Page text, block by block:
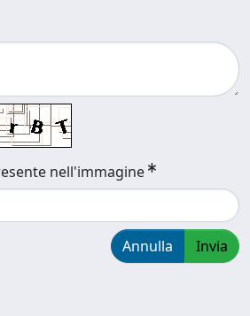
nell'immagine
Annulla Invia